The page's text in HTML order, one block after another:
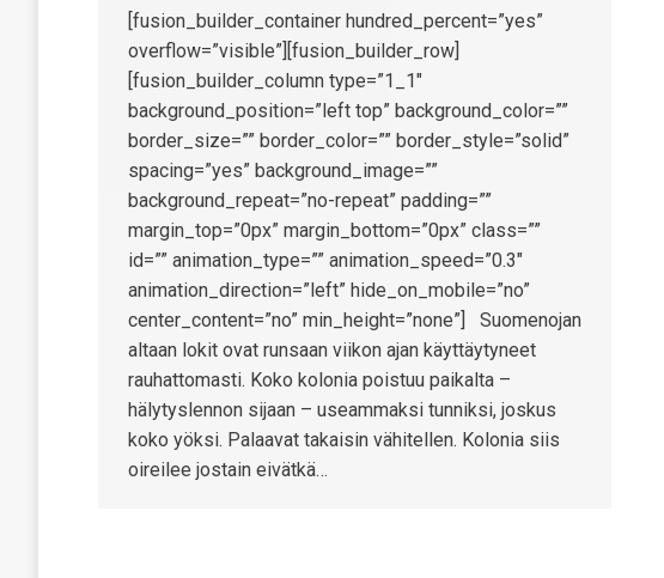
[fusion_builder_container hundred_percent=”yes”
overflow=”visible”][fusion_builder_row]
[fusion_builder_column type=”1_1″
background_position=”left top” background_color=””
border_size=”” border_color=”” border_style=”solid”
spacing=”yes” background_image=””
background_repeat=”no-repeat” padding=””
margin_top=”0px” margin_bottom=”0px” class=””
id=”” animation_type=”” animation_speed=”0.3″
animation_direction=”left” hide_on_mobile=”no”
center_content=”no” min_height=”none”] Suomenojan
altaan lokit ovat runsaan viikon ajan käyttäytyneet
rauhattomasti. Koko kolonia poistuu paikalta –
hälytyslennon sijaan – useammaksi tunniksi, joskus
koko yöksi. Palaavat takaisin vähitellen. Kolonia siis
oireilee jostain eivätkä…